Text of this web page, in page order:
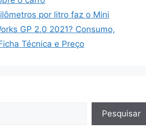
por litro faz o Mini
GP 2.0 2021? Consumo,
Técnica e Preço
Pesquisar